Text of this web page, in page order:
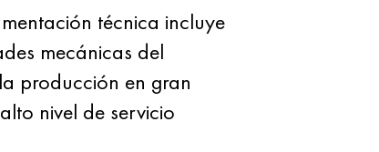
técnica incluye
mecánicas del
producción en gran
nivel de servicio